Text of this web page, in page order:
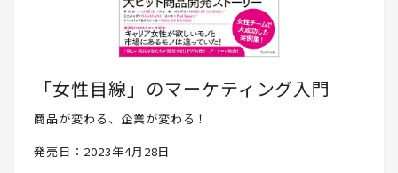
「女性目線」のマーケティング入門
商品が変わる、企業が変わる！
発売日：2023年4月28日